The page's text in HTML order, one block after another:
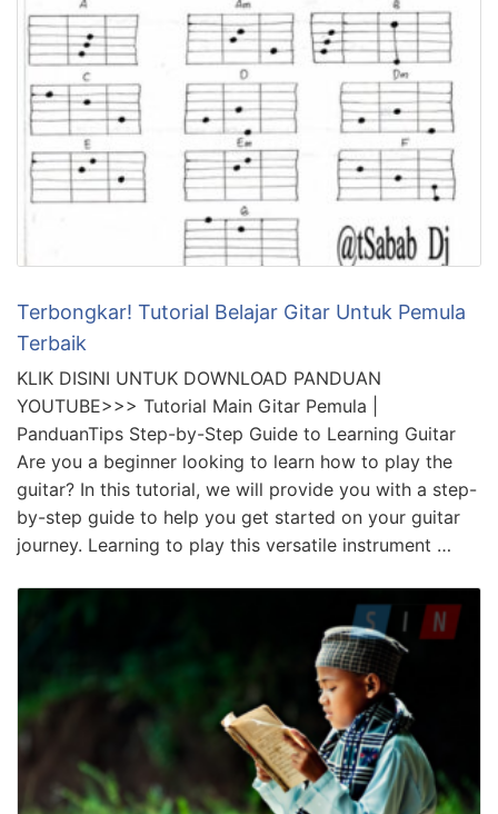
Terbongkar! Tutorial Belajar Gitar Untuk Pemula
Terbaik
KLIK DISINI UNTUK DOWNLOAD PANDUAN
YOUTUBE>>> Tutorial Main Gitar Pemula |
PanduanTips Step-by-Step Guide to Learning Guitar
Are you a beginner looking to learn how to play the
guitar? In this tutorial, we will provide you with a step-
by-step guide to help you get started on your guitar
journey. Learning to play this versatile instrument …